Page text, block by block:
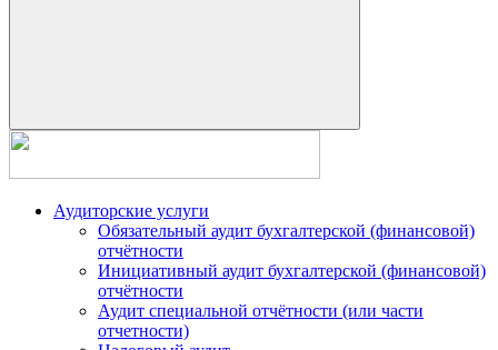
Аудиторские услуги
Обязательный аудит бухгалтерской (финансовой)
отчётности
Инициативный аудит бухгалтерской (финансовой)
отчётности
Аудит специальной отчётности (или части
отчетности)